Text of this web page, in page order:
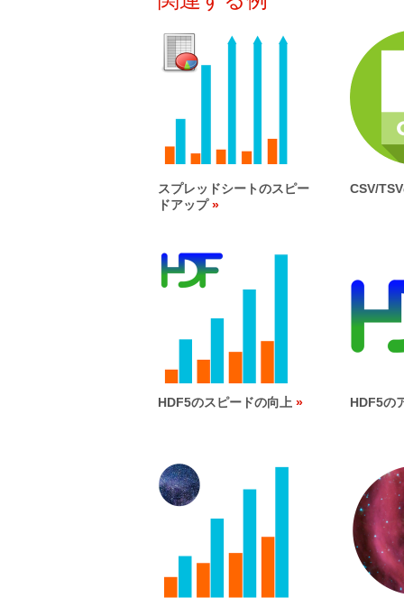
スプレッドシートのスピー
ドアップ
CSV/
HDF5のスピードの向上 HDF5の